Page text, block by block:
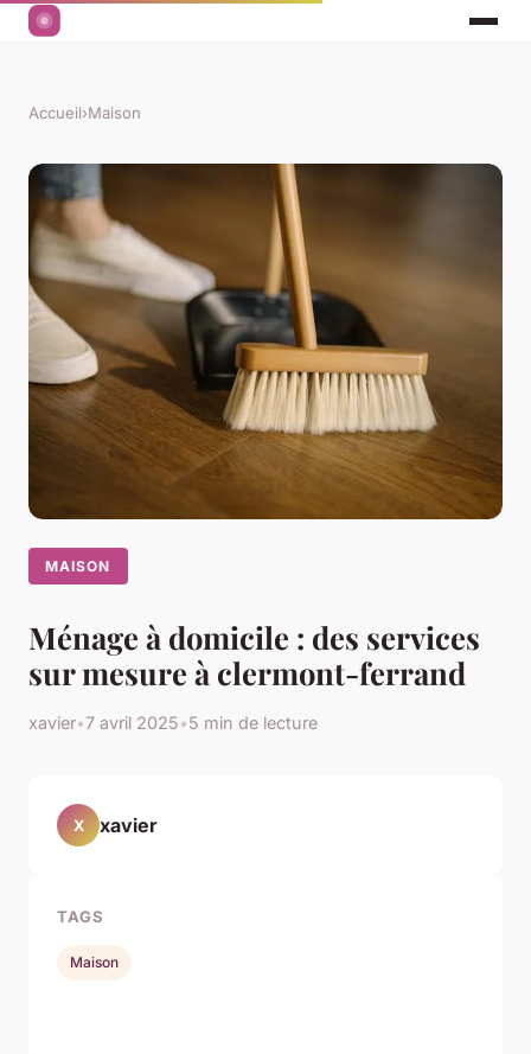
Accueil›Maison
MAISON
Ménage à domicile : des services
sur mesure à clermont-ferrand
xavier•7 avril 2025•5 min de lecture
X xavier
TAGS
Maison